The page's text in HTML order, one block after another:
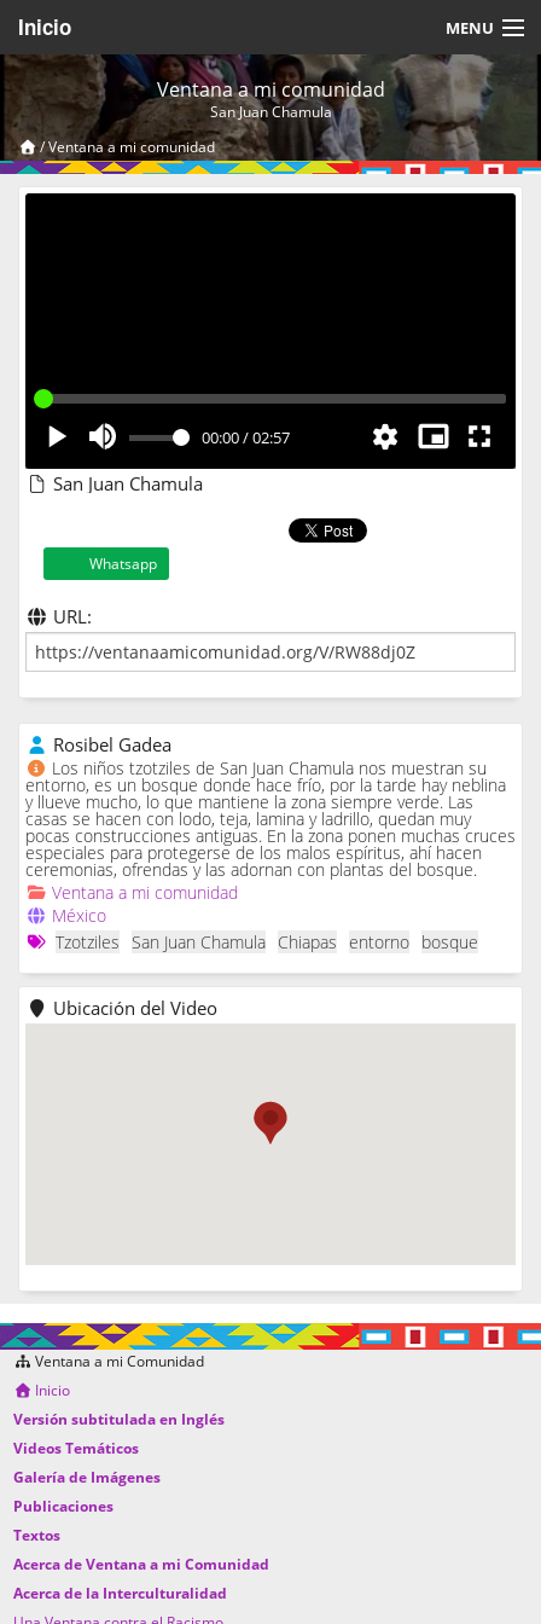
Inicio MENU
Acerca de
Videos Temáticos
Cerrar Sesión
Ventana a mi comunidad
San Juan Chamula
/Ventana a mi comunidad
00:00/02:57
San Juan Chamula
Whatsapp
URL:
Rosibel Gadea
Los niños tzotziles de San Juan Chamula nos muestran su
entorno, es un bosque donde hace frío, por la tarde hay neblina
y llueve mucho, lo que mantiene la zona siempre verde. Las
casas se hacen con lodo, teja, lamina y ladrillo, quedan muy
pocas construcciones antiguas. En la zona ponen muchas cruces
especiales para protegerse de los malos espíritus, ahí hacen
ceremonias, ofrendas y las adornan con plantas del bosque.
Ventana a mi comunidad
México
Tzotziles
San Juan Chamula Chiapas entorno bosque
Ubicación del Video
Ventana a mi Comunidad
Inicio
Versión subtitulada en Inglés
Videos Temáticos
Galería de Imágenes
Publicaciones
Textos
Acerca de Ventana a mi Comunidad
Acerca de la Interculturalidad